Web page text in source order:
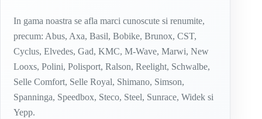
In gama noastra se afla marci cunoscute si renumite,
precum: Abus, Axa, Basil, Bobike, Brunox, CST,
Cyclus, Elvedes, Gad, KMC, M-Wave, Marwi, New
Looxs, Polini, Polisport, Ralson, Reelight, Schwalbe,
Selle Comfort, Selle Royal, Shimano, Simson,
Spanninga, Speedbox, Steco, Steel, Sunrace, Widek si
Yepp.